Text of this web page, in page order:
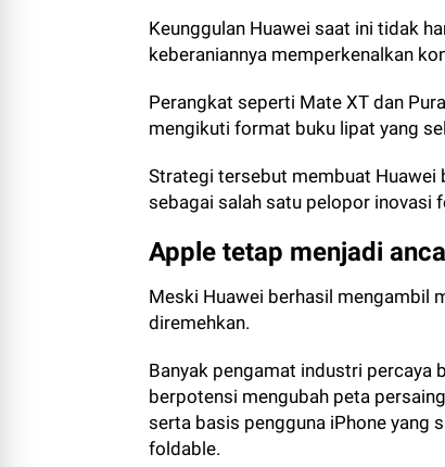
Keunggulan Huawei saat ini tidak
keberaniannya memperkenalkan
Perangkat seperti Mate XT dan
mengikuti format buku lipat yang
Strategi tersebut membuat
sebagai salah satu pelopor inovasi
Apple tetap menjadi
Meski Huawei berhasil mengambil
diremehkan.
Banyak pengamat industri percaya
berpotensi mengubah peta
serta basis pengguna iPhone yang
foldable.